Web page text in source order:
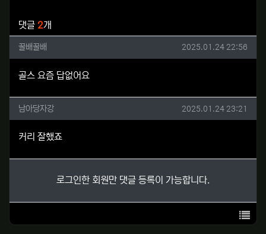
댓글 2개
꿀배꿀배님의 댓글
꿀배꿀배 작성일
2025.01.24 22:56
골스 요즘 답없어요
남아당자강님의 댓글
남아당자강 작성일
2025.01.24 23:21
커리 잘했죠
로그인한 회원만 댓글 등록이 가능합니다.
목록